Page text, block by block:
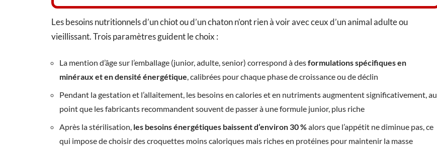
Les besoins nutritionnels d’un chiot ou d’un chaton n’ont rien à voir avec ceux d’un animal adulte ou
vieillissant. Trois paramètres guident le choix :
La mention d’âge sur l’emballage (junior, adulte, senior) correspond à desformulations spécifiques en
minéraux et en densité énergétique , calibrées pour chaque phase de croissance ou de déclin
Pendant la gestation et l’allaitement, les besoins en calories et en nutriments augmentent significativement, au
point que les fabricants recommandent souvent de passer à une formule junior, plus riche
Après la stérilisation, les besoins énergétiques baissent d’environ 30 %alors que l’appétit ne diminue pas, ce
qui impose de choisir des croquettes moins caloriques mais riches en protéines pour maintenir la masse